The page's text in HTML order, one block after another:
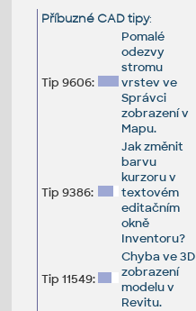
Příbuzné CAD tipy:
Tip 9606:
Pomalé
odezvy
stromu
vrstev ve
Správci
zobrazení v
Mapu.
Tip 9386:
Jak změnit
barvu
kurzoru v
textovém
editačním
okně
Inventoru?
Tip 11549:
Chyba ve 3D
zobrazení
modelu v
Revitu.